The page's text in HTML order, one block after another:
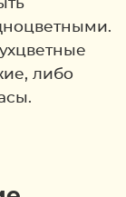
либо